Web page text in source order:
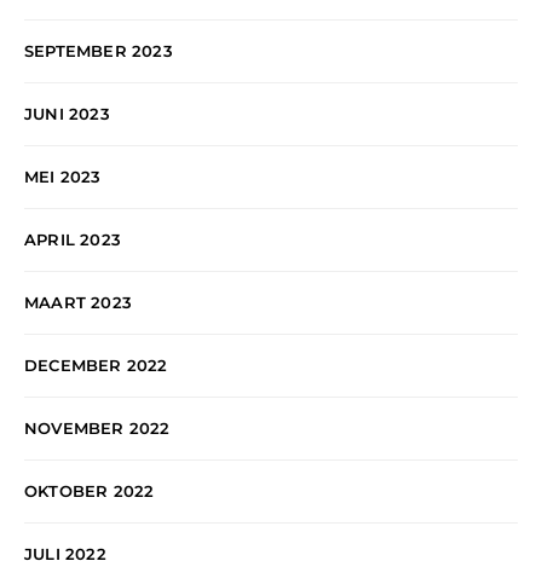
SEPTEMBER 2023
JUNI 2023
MEI 2023
APRIL 2023
MAART 2023
DECEMBER 2022
NOVEMBER 2022
OKTOBER 2022
JULI 2022